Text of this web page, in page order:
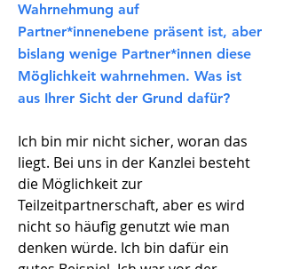
Wahrnehmung auf
Partner*innenebene präsent ist, aber
bislang wenige Partner*innen diese
Möglichkeit wahrnehmen. Was ist
aus Ihrer Sicht der Grund dafür?
Ich bin mir nicht sicher, woran das
liegt. Bei uns in der Kanzlei besteht
die Möglichkeit zur
Teilzeitpartnerschaft, aber es wird
nicht so häufig genutzt wie man
denken würde. Ich bin dafür ein